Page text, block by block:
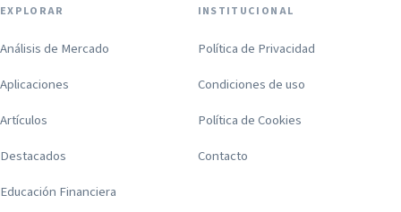
EXPLORAR
Análisis de Mercado
Aplicaciones
Artículos
Destacados
Educación Financiera
INSTITUCIONAL
Política de Privacidad
Condiciones de uso
Política de Cookies
Contacto